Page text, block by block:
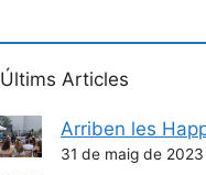
Últims Articles
Arriben les
31 de maig de 2023